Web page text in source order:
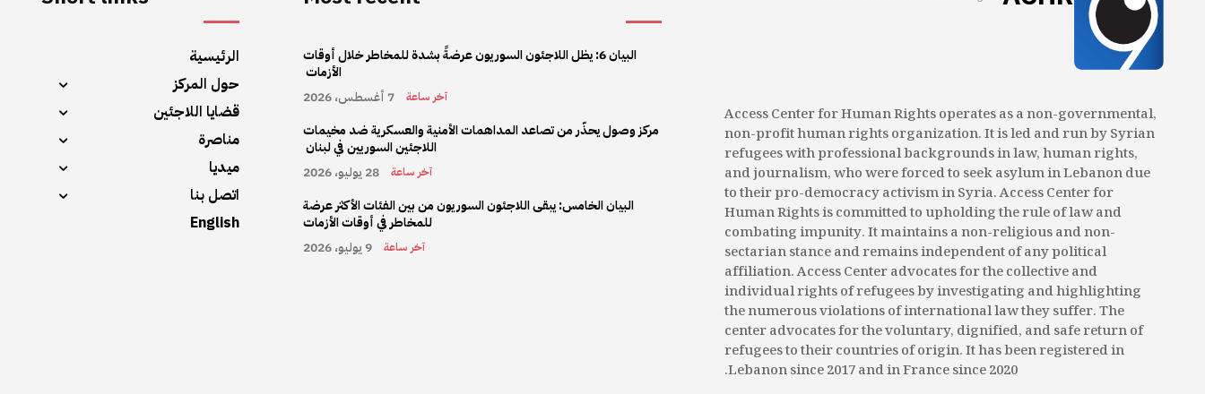
الرئيسية
حول المركز
قضايا اللاجئين
مناصرة
ميديا
اتصل بنا
English
البيان 6: يظل اللاجئون السوريون عرضةً بشدة للمخاطر خلال أوقات
الأزمات
آخر ساعة
7 أغسطس، 2026
مركز وصول يحذّر من تصاعد المداهمات الأمنية والعسكرية ضد مخيمات
اللاجئين السوريين في لبنان
آخر ساعة
28 يوليو، 2026
البيان الخامس: يبقى اللاجئون السوريون من بين الفئات الأكثر عرضة
للمخاطر في أوقات الأزمات
آخر ساعة 9 يوليو، 2026
Access Center for Human Rights operates as a non-governmental,
non-profit human rights organization. It is led and run by Syrian
refugees with professional backgrounds in law, human rights,
and journalism, who were forced to seek asylum in Lebanon due
to their pro-democracy activism in Syria. Access Center for
Human Rights is committed to upholding the rule of law and
combating impunity. It maintains a non-religious and non-
sectarian stance and remains independent of any political
affiliation. Access Center advocates for the collective and
individual rights of refugees by investigating and highlighting
the numerous violations of international law they suffer. The
center advocates for the voluntary, dignified, and safe return of
refugees to their countries of origin. It has been registered in
Lebanon since 2017 and in France since 2020.